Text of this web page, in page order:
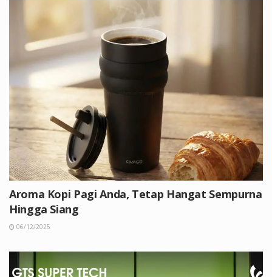
Aroma Kopi Pagi Anda, Tetap Hangat Sempurna
Hingga Siang
06/12/2025